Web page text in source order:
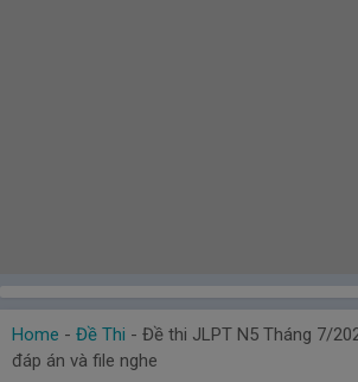
Home - Đề Thi - Đề thi JLPT N5 Tháng 7/
đáp án và file nghe